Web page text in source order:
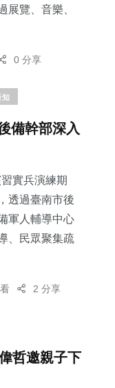
展覽、音樂、
0 分享
備幹部深入
實兵演練期
透過臺南市後
軍人輔導中心
、民眾聚集疏
2 分享
哲邀親子下
153
頭條